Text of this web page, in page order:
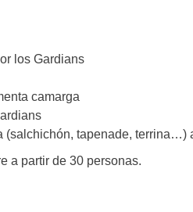
los Gardians
camarga
(salchichón, tapenade, terrina…)
a partir de 30 personas.